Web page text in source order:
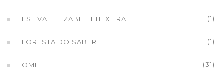
FESTIVAL ELIZABETH TEIXEIRA (1)
FLORESTA DO SABER (1)
FOME (31)